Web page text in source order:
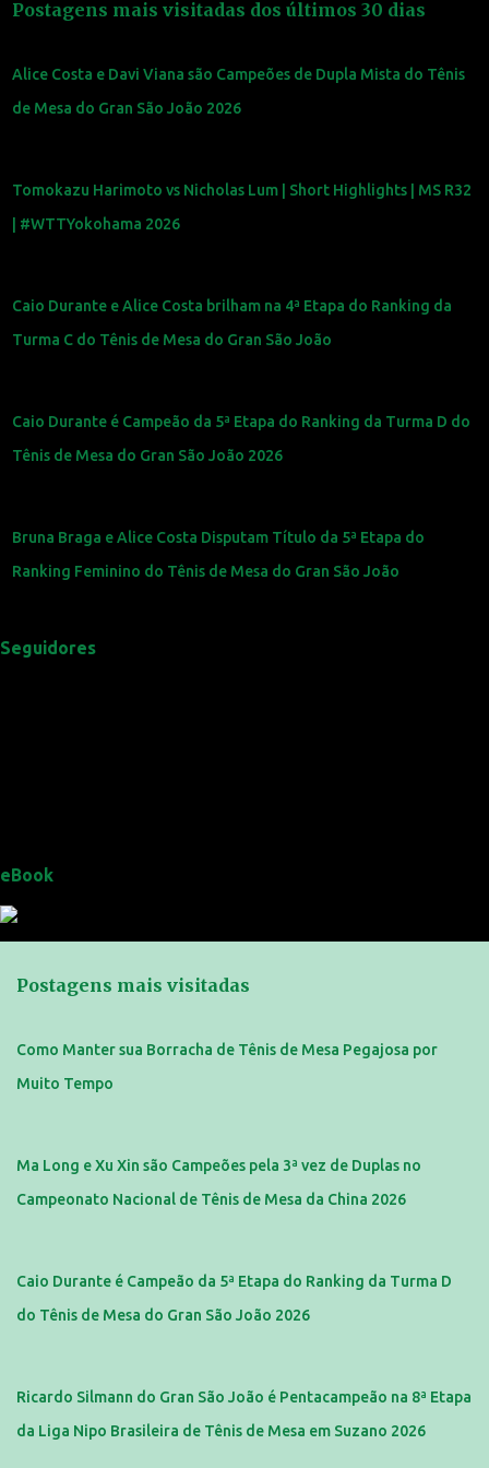
Postagens mais visitadas dos últimos 30 dias
Alice Costa e Davi Viana são Campeões de Dupla Mista do Tênis
de Mesa do Gran São João 2026
Tomokazu Harimoto vs Nicholas Lum | Short Highlights | MS R32
| #WTTYokohama 2026
Caio Durante e Alice Costa brilham na 4ª Etapa do Ranking da
Turma C do Tênis de Mesa do Gran São João
Caio Durante é Campeão da 5ª Etapa do Ranking da Turma D do
Tênis de Mesa do Gran São João 2026
Bruna Braga e Alice Costa Disputam Título da 5ª Etapa do
Ranking Feminino do Tênis de Mesa do Gran São João
Seguidores
eBook
Postagens mais visitadas
Como Manter sua Borracha de Tênis de Mesa Pegajosa por
Muito Tempo
Ma Long e Xu Xin são Campeões pela 3ª vez de Duplas no
Campeonato Nacional de Tênis de Mesa da China 2026
Caio Durante é Campeão da 5ª Etapa do Ranking da Turma D
do Tênis de Mesa do Gran São João 2026
Ricardo Silmann do Gran São João é Pentacampeão na 8ª Etapa
da Liga Nipo Brasileira de Tênis de Mesa em Suzano 2026